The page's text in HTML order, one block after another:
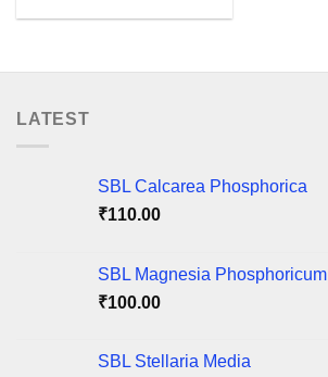
multiple
The
options
LATEST
SBL Calcarea Phosphorica
₹110.00
SBL Magnesia Phosphoricum
₹100.00
SBL Stellaria Media